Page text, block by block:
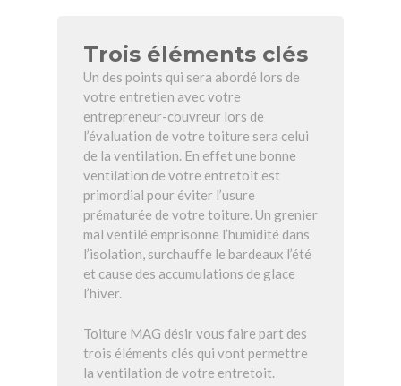
Trois éléments clés
Un des points qui sera abordé lors de
votre entretien avec votre
entrepreneur-couvreur lors de
l’évaluation de votre toiture sera celui
de la ventilation. En effet une bonne
ventilation de votre entretoit est
primordial pour éviter l’usure
prématurée de votre toiture. Un grenier
mal ventilé emprisonne l’humidité dans
l’isolation, surchauffe le bardeaux l’été
et cause des accumulations de glace
l’hiver.
Toiture MAG désir vous faire part des
trois éléments clés qui vont permettre
la ventilation de votre entretoit.